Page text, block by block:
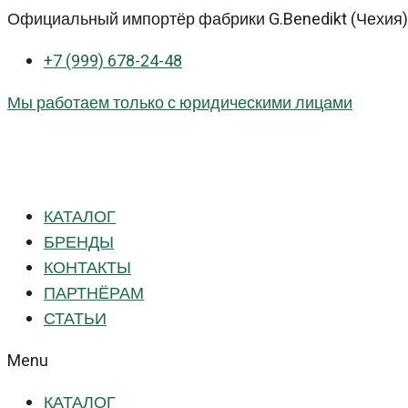
Перейти
контенту
Официальный импортёр фабрики G.Benedikt
+7 (999) 678-24-48
Мы работаем только с юридическими лицами
КАТАЛОГ
БРЕНДЫ
КОНТАКТЫ
ПАРТНЁРАМ
СТАТЬИ
Menu
КАТАЛОГ